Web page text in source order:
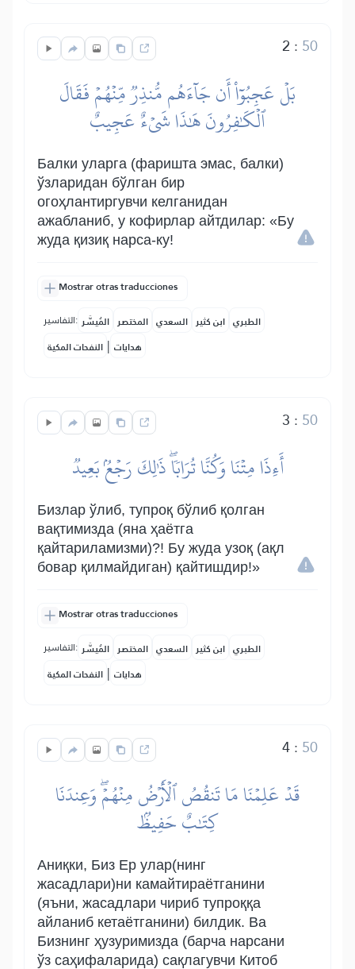
2 : 50
بَلۡ عَجِبُوٓاْ أَن جَآءَهُم مُّنذِرٞ مِّنۡهُمۡ فَقَالَ
ٱلۡكَٰفِرُونَ هَٰذَا شَيۡءٌ عَجِيبٌ
Балки уларга (фаришта эмас, балки)
ўзларидан бўлган бир
огоҳлантиргувчи келганидан
ажабланиб, у кофирлар айтдилар: «Бу
жуда қизиқ нарса-ку!
Mostrar otras traducciones
التفاسير: المُيسَّر المختصر السعدي ابن كثير الطبري
النفحات المكية | هدايات
3 : 50
أَءِذَا مِتۡنَا وَكُنَّا تُرَابٗاۖ ذَٰلِكَ رَجۡعُۢ بَعِيدٞ
Бизлар ўлиб, тупроқ бўлиб қолган
вақтимизда (яна ҳаётга
қайтариламизми)?! Бу жуда узоқ (ақл
бовар қилмайдиган) қайтишдир!»
Mostrar otras traducciones
التفاسير: المُيسَّر المختصر السعدي ابن كثير الطبري
النفحات المكية | هدايات
4: 50
قَدۡ عَلِمۡنَا مَا تَنقُصُ ٱلۡأَرۡضُ مِنۡهُمۡۖ وَعِندَنَا
كِتَٰبٌ حَفِيظُۢ
Аниқки, Биз Ер улар(нинг
жасадлари)ни камайтираётганини
(яъни, жасадлари чириб тупроққа
айланиб кетаётганини) билдик. Ва
Бизнинг ҳузуримизда (барча нарсани
ўз саҳифаларида) сақлагувчи Китоб